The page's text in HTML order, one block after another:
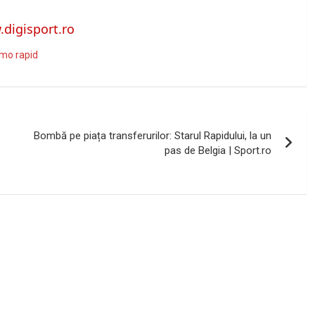
rapid
Bombă pe piața transferurilor: Starul Rapidului, la un
pas de Belgia | Sport.ro